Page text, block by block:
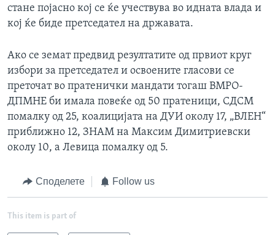
стане појасно кој се ќе учествува во идната влада и
кој ќе биде претседател на државата.
Ако се земат предвид резултатите од првиот круг
избори за претседател и освоените гласови се
преточат во пратенички мандати тогаш ВМРО-
ДПМНЕ би имала повеќе од 50 пратеници, СДСМ
помалку од 25, коалицијата на ДУИ околу 17, „ВЛЕН“
приближно 12, ЗНАМ на Максим Димитриевски
околу 10, а Левица помалку од 5.
Споделете Follow us
This item is part of